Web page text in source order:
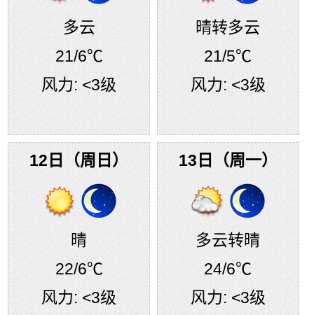
多云
21/6℃
风力: <3级
晴转多云
21/5℃
风力: <3级
12日（周日）
晴
22/6℃
风力: <3级
13日（周一）
多云转晴
24/6℃
风力: <3级